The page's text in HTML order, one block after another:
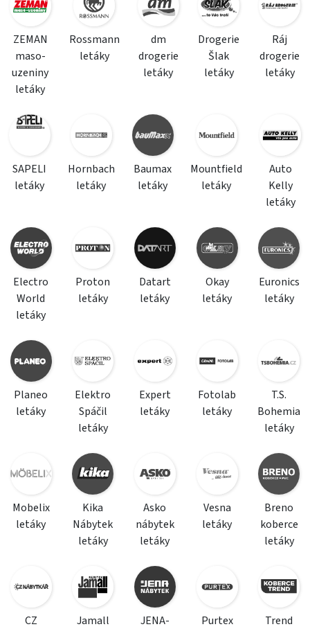
ZEMAN
maso-
uzeniny
letáky
Rossmann
letáky
dm
drogerie
letáky
Drogerie
Šlak
letáky
Ráj
drogerie
letáky
SAPELI
letáky
Hornbach
letáky
Baumax
letáky
Mountfield
letáky
Auto
Kelly
letáky
Electro
World
letáky
Proton
letáky
Datart
letáky
Okay
letáky
Euronics
letáky
Planeo
letáky
Elektro
Spáčil
letáky
Expert
letáky
Fotolab
letáky
T.S.
Bohemia
letáky
Mobelix
letáky
Kika
Nábytek
letáky
Asko
nábytek
letáky
Vesna
letáky
Breno
koberce
letáky
CZ
Jamall
JENA-
Purtex
Trend